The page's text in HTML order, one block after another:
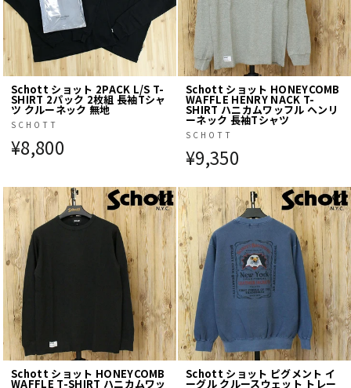
Schott ショット 2PACK L/S T-
SHIRT 2パック 2枚組 長袖Tシャ
ツ クルーネック 無地
SCHOTT
¥8,800
Schott ショット HONEYCOMB
WAFFLE HENRY NACK T-
SHIRT ハニカムワッフル ヘンリ
ーネック 長袖Tシャツ
SCHOTT
¥9,350
Schott ショット HONEYCOMB
WAFFLE T-SHIRT ハニカムワッ
Schott ショット ピグメント イ
ーグル クルースウェット トレー